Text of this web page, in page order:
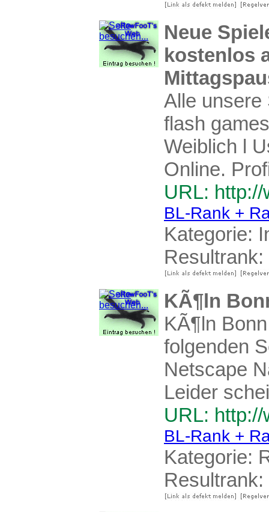
Neue
kostenlos
Alle unsere
flash
Weiblich l
Online.
URL:
BL-Rank +
Kategorie:
Resultrank:
KÃ¶ln
KÃ¶ln
folgenden
Netscape
Leider
URL:
BL-Rank +
Kategorie:
Resultrank: